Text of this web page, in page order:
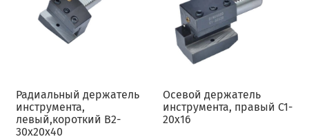
Радиальный держатель
инструмента,
левый,короткий B2-
30x20x40
Осевой держатель
инструмента, правый C1-
20x16